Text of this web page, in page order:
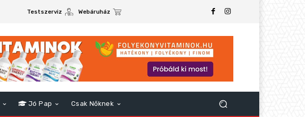
Testszerviz Webáruház
Jó Pap Csak Nőknek